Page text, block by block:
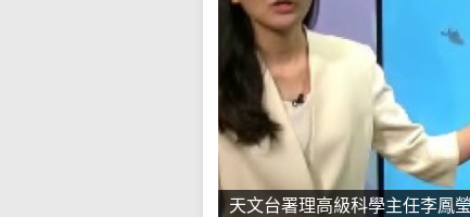
天文台署理高級科學主任李鳳